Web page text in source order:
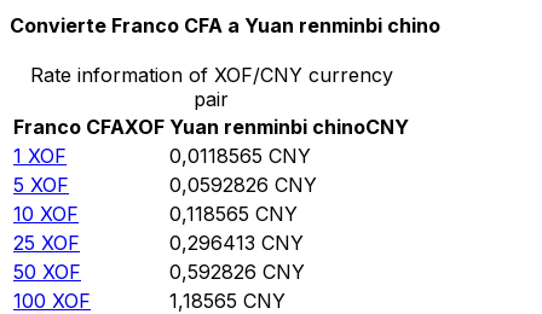
Convierte Franco CFA a Yuan renminbi chino
Rate information of XOF/CNY currency
pair
Franco CFAXOF Yuan renminbi chinoCNY
1 XOF 0,0118565 CNY
5 XOF 0,0592826 CNY
10 XOF 0,118565 CNY
25 XOF 0,296413 CNY
50 XOF 0,592826 CNY
100 XOF 1,18565 CNY